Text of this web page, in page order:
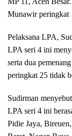
Munawir peringkat
Pelaksana LPA,
LPA seri 4 ini
serta dua
peringkat 25 tidak
Sudirman
LPA seri 4 ini
Pidie Jaya,